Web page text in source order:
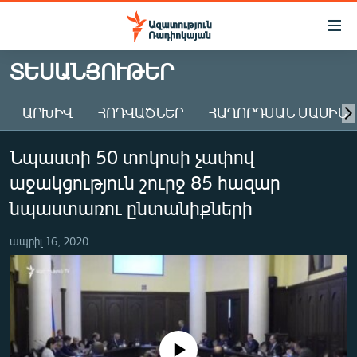
Մատչելիության
Անցնել
հիմնական
Անցնել
հիմնական
մենյուին
ԱԶԱՏՈՒԹՅՈՒՆ TV
ՀԱՅԱՍՏԱՆ
ԸՆՏՐՈՒԹՅՈՒՆՆԵՐ 2026
ԻՐԱՎՈՒՆՔ
ՏՆՏԵՍՈՒԹՅՈՒՆ
ՂԱՐԱԲԱՂ
ՊԱՏԵՐԱԶՄԻ 6 ՇԱԲԱԹՆԵՐԸ
ՏԱՐԱԾԱՇՐՋԱՆ
ՏԵՍԱՆՅՈՒԹԵՐ
ԱՐԽԻՎ ՀՈԴՎԱԾՆԵՐ ՀԱՂՈՐԴՄԱՆ ՄԱՍԻՆ
Նպաստի 50 տոկոսի չափով
աջակցություն շուրջ 85 հազար
նպաստառու ընտանիքների
ապրիլ 16, 2020
No media source currently available